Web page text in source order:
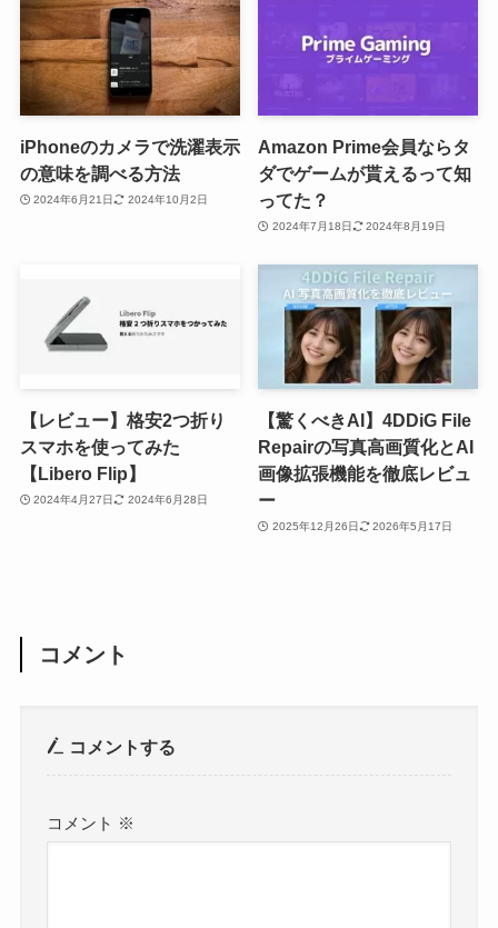
iPhoneのカメラで洗濯表示
の意味を調べる方法
2024年6月21日 2024年10月2日
Amazon Prime会員ならタ
ダでゲームが貰えるって知
ってた？
2024年7月18日 2024年8月19日
【レビュー】格安2つ折り
スマホを使ってみた
【Libero Flip】
2024年4月27日 2024年6月28日
【驚くべきAI】4DDiG File
Repairの写真高画質化とAI
画像拡張機能を徹底レビュ
ー
2025年12月26日 2026年5月17日
コメント
コメントする
コメント ※